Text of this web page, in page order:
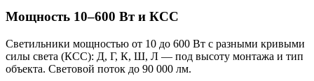
Мощность 10–600 Вт и КСС
Светильники мощностью от 10 до 600 Вт с разными кривыми
силы света (КСС): Д, Г, К, Ш, Л — под высоту монтажа и тип
объекта. Световой поток до 90 000 лм.